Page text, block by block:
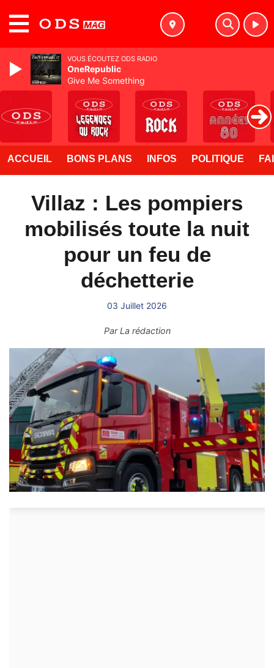
ACCUEIL BONS PLANS INFOS POLITIQUE
Villaz : Les pompiers
mobilisés toute la nuit
pour un feu de
déchetterie
03 Juillet 2026
ParLa rédaction
VOUS ÉCOUTEZ ODS RADIO
OneRepublic
Give Me Something